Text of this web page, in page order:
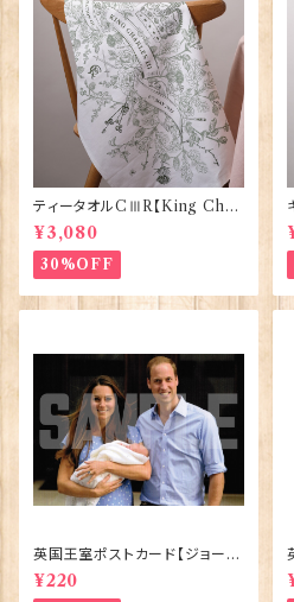
ティータオルCⅢR【King Char
lesⅢ Coronation】Victoria
Eggs 50129
¥3,080
30%OFF
英国王室ポストカード【ジョージ
王子ご誕生】Pageantry Post
card 90183-JEF100
¥220